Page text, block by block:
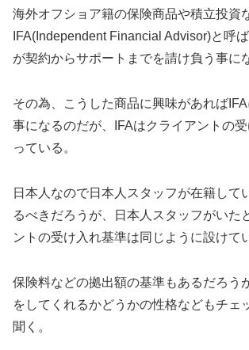
海外オフショア籍の保険商品や積立投資
IFA(Independent Financial Advisor)と呼
が契約からサポートまでを請け負う事に
その為、こうした商品に興味があれば
事になるのだが、IFAはクライアントの
っている。
日本人なので日本人スタッフが在籍して
るべきだろうが、日本人スタッフがいた
ントの受け入れ基準は同じように設けて
保険料などの拠出額の基準もあるだろう
をしてくれるかどうかの性格などもチェ
聞く。